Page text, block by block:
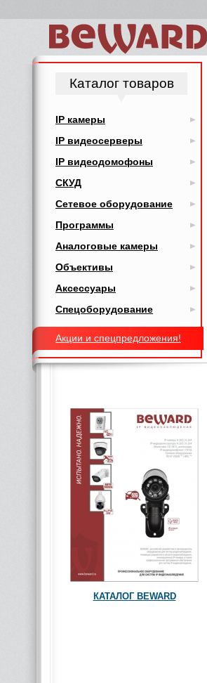
Каталог товаров
IP камеры
IP видеосерверы
IP видеодомофоны
СКУД
Сетевое оборудование
Программы
Аналоговые камеры
Объективы
Аксессуары
Спецоборудование
Акции и спецпредложения!
КАТАЛОГ BEWARD